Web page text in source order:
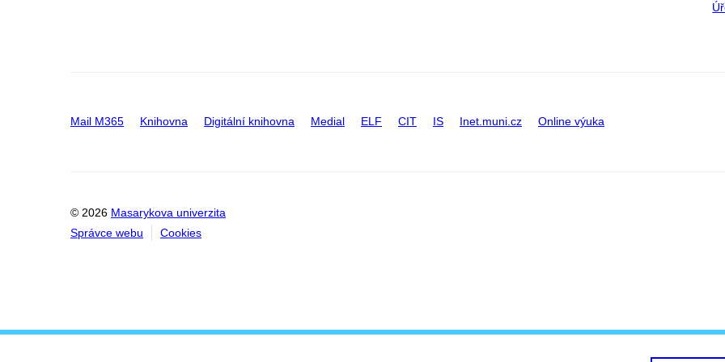
Mail M365 Knihovna Digitální knihovna Medial ELF CIT IS Inet.muni.cz Online výuka
© 2026 Masarykova univerzita
Správce webu
Cookies